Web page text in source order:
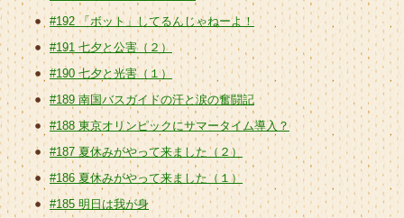
#192 「ボット」してるんじゃねーよ！
#191 七夕と公害（２）
#190 七夕と光害（１）
#189 南国バスガイドの汗と涙の奮闘記
#188 東京オリンピックにサマータイム導入？
#187 夏休みがやって来ました（２）
#186 夏休みがやって来ました（１）
#185 明日は我が身